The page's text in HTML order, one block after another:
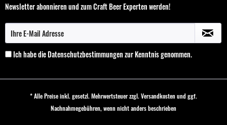
Newsletter abonnieren und zum Craft Beer Experten werden!
Ich habe dieDatenschutzbestimmungenzur Kenntnis genommen.
* Alle Preise inkl. gesetzl. Mehrwertsteuer zzgl. Versandkostenund ggf.
Nachnahmegebühren, wenn nicht anders beschrieben